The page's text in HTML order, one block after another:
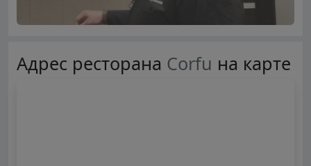
Адрес ресторана Corfu на карте